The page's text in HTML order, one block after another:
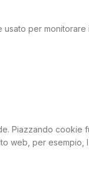
per
Piazzando cookie
web, per